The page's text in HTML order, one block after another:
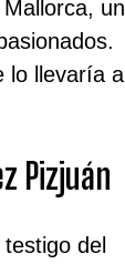
un
lo llevaría a
Pizjuán
del